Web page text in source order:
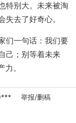
别大。未来被淘
去了好奇心。
一句话：我们要
己；别等着未来
。
举报/删稿